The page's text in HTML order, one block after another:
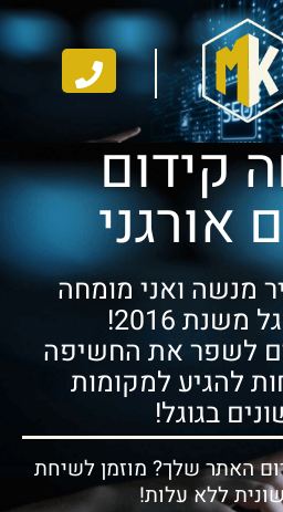
קידום
אורגני
מנשה ואני מומחה
2016!
לשפר את החשיפה
להגיע למקומות
בגוגל!
האתר שלך? מוזמן לשיחת
ללא עלות!